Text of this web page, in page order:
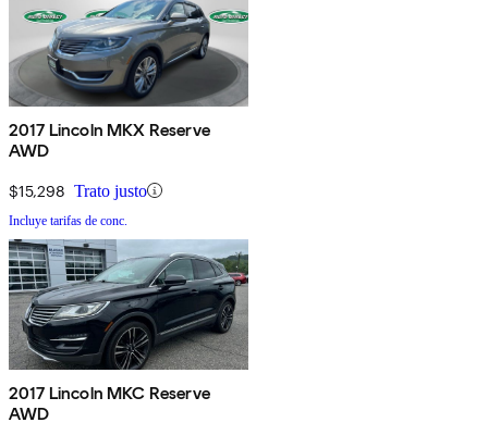
2017 Lincoln MKX Reserve
AWD
$15,298 Trato justo
Incluye tarifas de conc.
2017 Lincoln MKC Reserve
AWD